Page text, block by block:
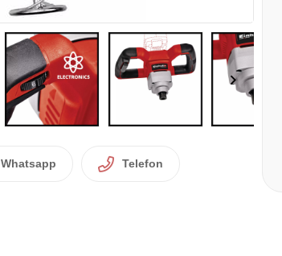
Whatsapp Telefon